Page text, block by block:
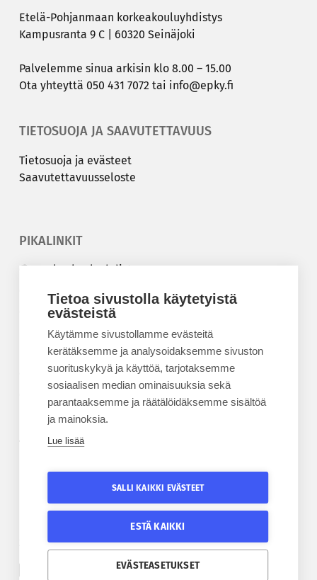
Tietoa sivustolla käytetyistä
evästeistä
Käytämme sivustollamme evästeitä
kerätäksemme ja analysoidaksemme sivuston
suorituskykyä ja käyttöä, tarjotaksemme
sosiaalisen median ominaisuuksia sekä
parantaaksemme ja räätälöidäksemme sisältöä
ja mainoksia.
Lue lisää
SALLI KAIKKI EVÄSTEET
ESTÄ KAIKKI
EVÄSTEASETUKSET
Etelä-​Pohjanmaan kor­kea­kou­lu­yh­dis­tys
Kam­pus­ran­ta 9 C | 60320 Sei­nä­jo­ki
Pal­ve­lem­me sinua ar­ki­sin klo 8.00 – 15.00
Ota yh­teyt­tä 050 431 7072 tai info@epky.fi
TIETOSUOJA JA SAAVUTETTAVUUS
Tie­to­suo­ja ja eväs­teet
Saa­vu­tet­ta­vuus­se­los­te
PIKALINKIT
Korkeakouluyhdistys
Kesäyliopisto
Epanet
BLOGIT
Kesäyliopiston blogi
TILAA UUTISKIRJE
Tilaa kesäyliopiston uutiskirje
Tilaa Epanetin uutiskirje
SEURAA KESÄYLIOPISTOA
Etelä-Pohjanmaan kesäyliopiston Facebook
SEURAA EPANETIA
Epanetin Twitter